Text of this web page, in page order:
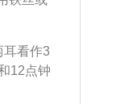
，如果
应急措
所有的
然后将
塞的东
耳看作3
12点钟
握住